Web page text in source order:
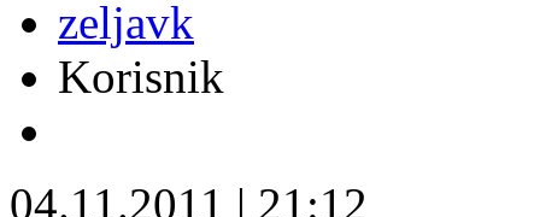
zeljavk
Korisnik
04.11.2011 | 21:12